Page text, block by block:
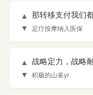
▲
▼
那转移支付我们
足疗按摩纳入医保
▲
▼
战略定力，战略
积极的山雀yr